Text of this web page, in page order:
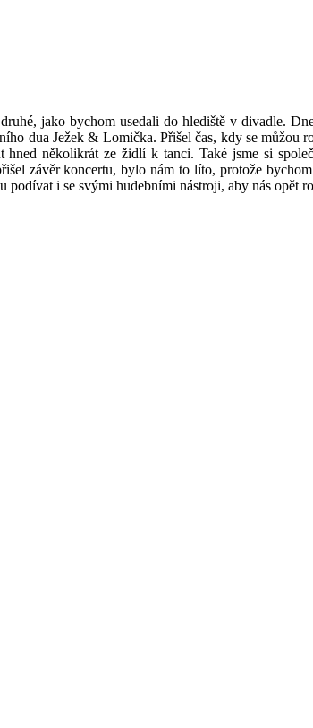
jako bychom usedali do hlediště v divadle.
dua Ježek & Lomička. Přišel čas, kdy se
několikrát ze židlí k tanci. Také jsme si
závěr koncertu, bylo nám to líto, protože
i se svými hudebními nástroji, aby nás opět